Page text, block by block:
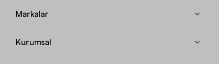
Markalar
Kurumsal